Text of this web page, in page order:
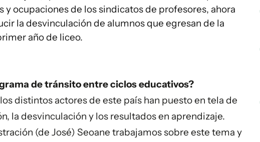
y ocupaciones de los sindicatos de profesores, ahora
la desvinculación de alumnos que egresan de la
año de liceo.
de tránsito entre ciclos educativos?
distintos actores de este país han puesto en tela de
la desvinculación y los resultados en aprendizaje.
(de José) Seoane trabajamos sobre este tema y